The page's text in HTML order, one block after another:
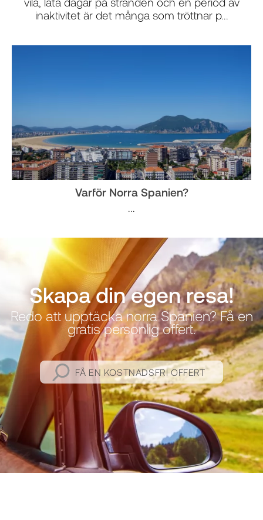
inaktivitet är det många som tröttnar p...
Varför Norra Spanien?
...
Skapa din egen resa!
Redo att upptäcka norra Spanien? Få en
gratis personlig offert.
FÅ EN KOSTNADSFRI OFFERT